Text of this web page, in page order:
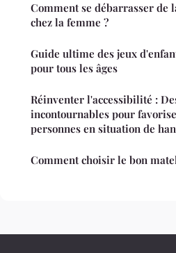
Comment se débarrasser de
chez la femme ?
Guide ultime des jeux
pour tous les âges
Réinventer l'accessibilité :
incontournables pour
personnes en situation de
Comment choisir le bon